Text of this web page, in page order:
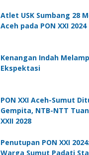
Atlet USK Sumbang 28
Aceh pada PON XXI 2024
Kenangan Indah
Ekspektasi
PON XXI Aceh-Sumut
Gempita, NTB-NTT
XXII 2028
Penutupan PON XXI
Warga Sumut Padati